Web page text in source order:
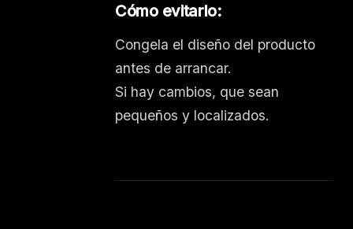
Cómo evitarlo:
Congela el diseño del producto
antes de arrancar.
Si hay cambios, que sean
pequeños y localizados.